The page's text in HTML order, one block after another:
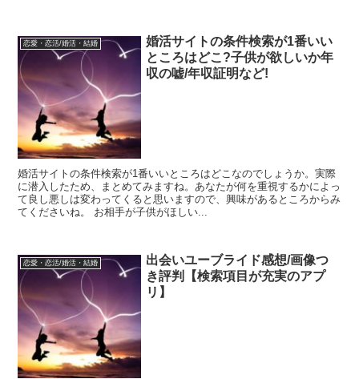
恋愛・恋活/婚活・結婚
婚活サイトの条件検索が1番いい
ところはどこ?子供が欲しいか年
収の嘘/年収証明など!
婚活サイトの条件検索が1番いいところはどこなのでしょうか。実際
に潜入したため、まとめてみますね。あなたが何を重視するかによっ
て良し悪しは変わってくると思いますので、興味があるところからみ
てくださいね。 お相手が子供がほしい...
恋愛・恋活/婚活・結婚
出会いユーブライド感想/画像つ
き評判【検索項目が充実のアプ
リ】